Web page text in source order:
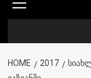
Menu
HOME 2017